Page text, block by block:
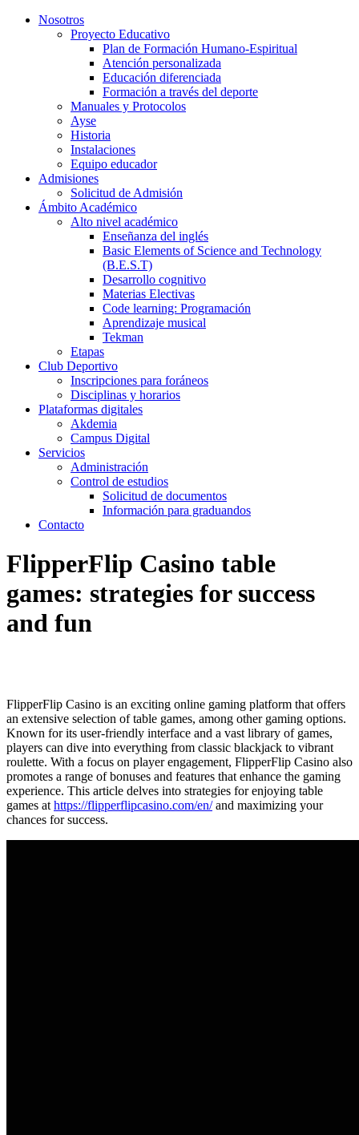
Nosotros
Proyecto Educativo
Plan de Formación Humano-Espiritual
Atención personalizada
Educación diferenciada
Formación a través del deporte
Manuales y Protocolos
Ayse
Historia
Instalaciones
Equipo educador
Admisiones
Solicitud de Admisión
Ámbito Académico
Alto nivel académico
Enseñanza del inglés
Basic Elements of Science and Technology
(B.E.S.T)
Desarrollo cognitivo
Materias Electivas
Code learning: Programación
Aprendizaje musical
Tekman
Etapas
Club Deportivo
Inscripciones para foráneos
Disciplinas y horarios
Plataformas digitales
Akdemia
Campus Digital
Servicios
Administración
Control de estudios
Solicitud de documentos
Información para graduandos
Contacto
FlipperFlip Casino table
games: strategies for success
and fun
FlipperFlip Casino is an exciting online gaming platform that offers
an extensive selection of table games, among other gaming options.
Known for its user-friendly interface and a vast library of games,
players can dive into everything from classic blackjack to vibrant
roulette. With a focus on player engagement, FlipperFlip Casino also
promotes a range of bonuses and features that enhance the gaming
experience. This article delves into strategies for enjoying table
games at https://flipperflipcasino.com/en/and maximizing your
chances for success.